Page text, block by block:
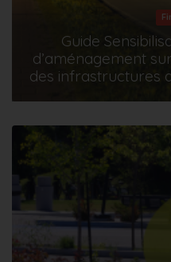
Guide
d’aménagement
des infrastructures